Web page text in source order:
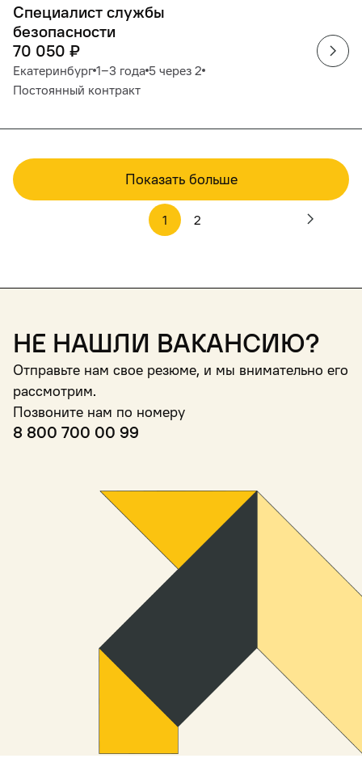
Специалист службы
безопасности
70 050 ₽
Екатеринбург 1‒3 года 5 через 2
Постоянный контракт
Показать больше
1 2
Не нашли вакансию?
Отправьте нам свое резюме, и мы внимательно его
рассмотрим.
Позвоните нам по номеру
8 800 700 00 99